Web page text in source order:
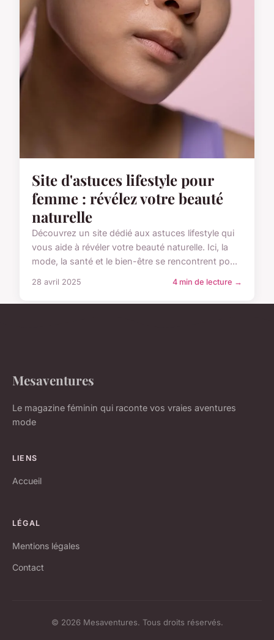
Site d'astuces lifestyle pour
femme : révélez votre beauté
naturelle
Découvrez un site dédié aux astuces lifestyle qui
vous aide à révéler votre beauté naturelle. Ici, la
mode, la santé et le bien-être se rencontrent po...
28 avril 2025 4 min de lecture →
Mesaventures
Le magazine féminin qui raconte vos vraies aventures
mode
LIENS
Accueil
LÉGAL
Mentions légales
Contact
© 2026 Mesaventures. Tous droits réservés.